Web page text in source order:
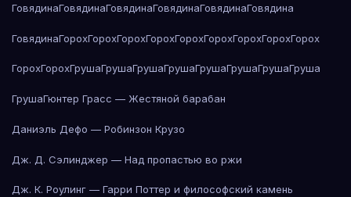
ГовядинаГовядинаГовядинаГовядинаГовядинаГовядина
ГовядинаГорохГорохГорохГорохГорохГорохГорохГорохГорох
ГорохГорохГрушаГрушаГрушаГрушаГрушаГрушаГрушаГруша
ГрушаГюнтер Грасс — Жестяной барабан
Даниэль Дефо — Робинзон Крузо
Дж. Д. Сэлинджер — Над пропастью во ржи
Дж. К. Роулинг — Гарри Поттер и философский камень